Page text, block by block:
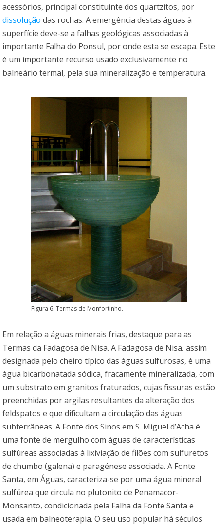
acessórios, principal constituinte dos quartzitos, por
dissolução das rochas. A emergência destas águas à
superfície deve-se a falhas geológicas associadas à
importante Falha do Ponsul, por onde esta se escapa. Este
é um importante recurso usado exclusivamente no
balneário termal, pela sua mineralização e temperatura.
Figura 6. Termas de Monfortinho.
Em relação a águas minerais frias, destaque para as
Termas da Fadagosa de Nisa. A Fadagosa de Nisa, assim
designada pelo cheiro típico das águas sulfurosas, é uma
água bicarbonatada sódica, fracamente mineralizada, com
um substrato em granitos fraturados, cujas fissuras estão
preenchidas por argilas resultantes da alteração dos
feldspatos e que dificultam a circulação das águas
subterrâneas. A Fonte dos Sinos em S. Miguel d’Acha é
uma fonte de mergulho com águas de características
sulfúreas associadas à lixiviação de filões com sulfuretos
de chumbo (galena) e paragénese associada. A Fonte
Santa, em Águas, caracteriza-se por uma água mineral
sulfúrea que circula no plutonito de Penamacor-
Monsanto, condicionada pela Falha da Fonte Santa e
usada em balneoterapia. O seu uso popular há séculos